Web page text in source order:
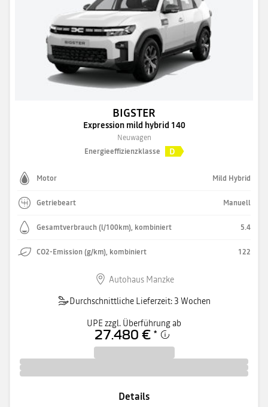
BIGSTER
Expression mild hybrid 140
Neuwagen
Energieeffizienzklasse
D
Motor Mild Hybrid
Getriebeart Manuell
Gesamtverbrauch (l/100km), kombiniert 5.4
CO2-Emission (g/km), kombiniert 122
Autohaus Manzke
Durchschnittliche Lieferzeit: 3 Wochen
UPE zzgl. Überführung ab
27.480 € *
Details